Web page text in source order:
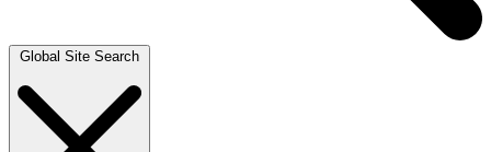
Global Site Search